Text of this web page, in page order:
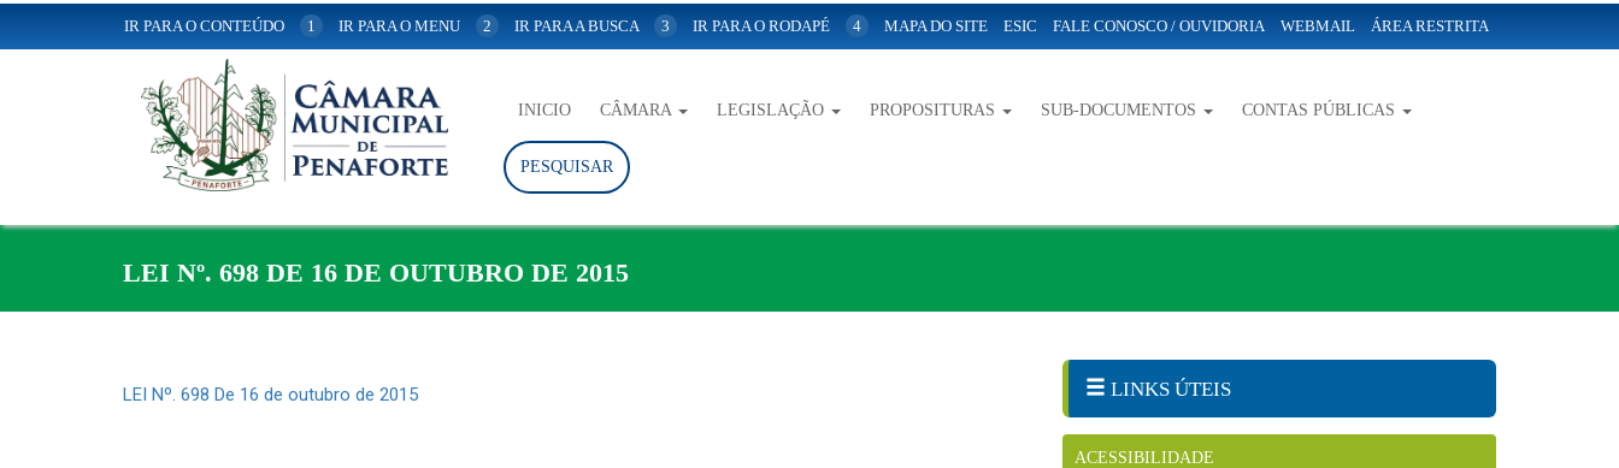
IR PARA O CONTEÚDO 1 IR PARA O MENU 2 IR PARA A BUSCA 3 IR PARA O RODAPÉ 4 MAPA DO SITE ESIC FALE CONOSCO / OUVIDORIA WEBMAIL ÁREA RESTRITA
INICIO CÂMARA LEGISLAÇÃO PROPOSITURAS SUB-DOCUMENTOS CONTAS PÚBLICAS
PESQUISAR
LEI Nº. 698 DE 16 DE OUTUBRO DE 2015
LEI Nº. 698 De 16 de outubro de 2015 LINKS ÚTEIS
ACESSIBILIDADE